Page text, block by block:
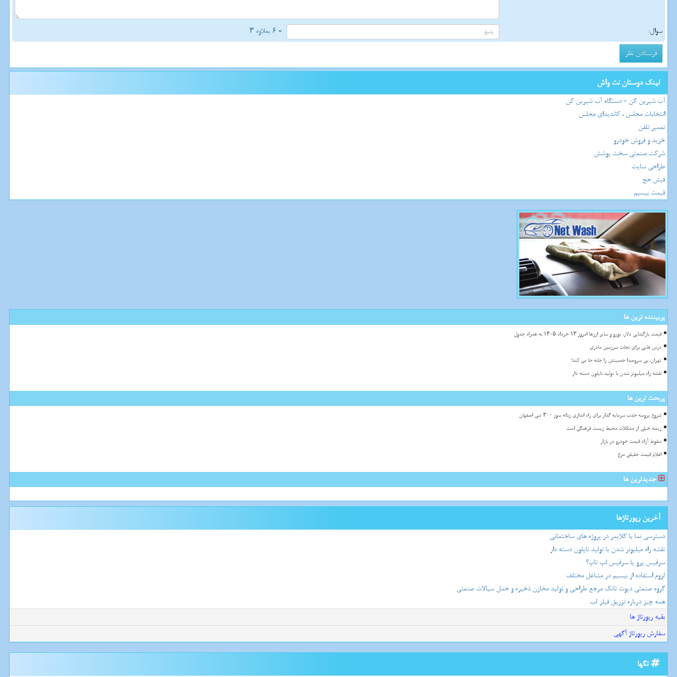
سوال: = ۶ بعلاوه ۳
لینک دوستان نت واش
آب شیرین کن - دستگاه آب شیرین کن
انتخابات مجلس ، کاندیدای مجلس
تعمیر تلفن
خرید و فروش خودرو
شرکت صنعتی سخت پوشش
طراحی سایت
فیش حج
قیمت بیسیم
پربیننده ترین ها
قیمت بازگشایی دلار، یورو و سایر ارزها امروز ۱۳ خرداد ۱۴۰۵ به همراه جدول
درس هایی برای نجات سرزمین مادری
تهران، بی سروصدا جمعیتش را جابه جا می کند!
نقشه راه میلیونر شدن با تولید نایلون دسته دار
پربحث ترین ها
شروع پروسه جذب سرمایه گذار برای راه اندازی زباله سوز ۳۰۰ تنی اصفهان
ریشه خیلی از مشکلات محیط زیست فرهنگی است
سقوط آزاد قیمت خودرو در بازار
اعلام قیمت حقیقی مرغ
جدیدترین ها
آخرین رپورتاژها
دسترسی نما با کلایمر در پروژه های ساختمانی
نقشه راه میلیونر شدن با تولید نایلون دسته دار
سرفیس پرو یا سرفیس لپ تاپ؟
لزوم استفاده از بیسیم در مشاغل مختلف
گروه صنعتی دپوت تانک مرجع طراحی و تولید مخازن ذخیره و حمل سیالات صنعتی
همه چیز درباره تزریق فیلر لب
بقیه رپورتاژ ها
سفارش رپورتاژ آگهی
تگها